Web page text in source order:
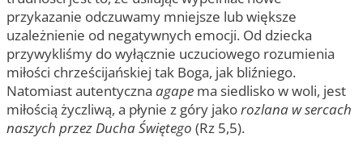
przykazanie odczuwamy mniejsze lub większe
uzależnienie od negatywnych emocji. Od dziecka
przywykliśmy do wyłącznie uczuciowego rozumienia
miłości chrześcijańskiej tak Boga, jak bliźniego.
Natomiast autentyczna agape ma siedlisko w woli, jest
miłością życzliwą, a płynie z góry jakorozlana w sercach
naszych przez Ducha Świętego (Rz 5,5).